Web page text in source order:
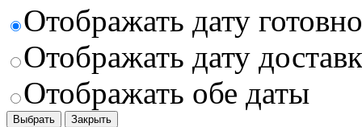
Отображать дату
Отображать дату
Отображать обе даты
Выбрать
Закрыть